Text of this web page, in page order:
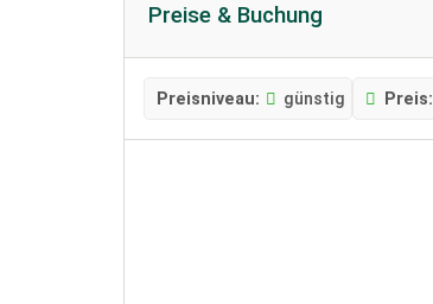
Preise & Buchung
Preisniveau: günstig Preis: